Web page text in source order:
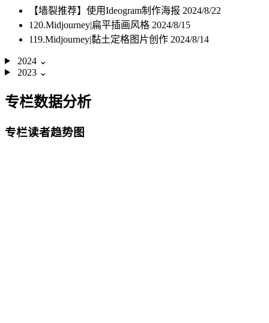
【墙裂推荐】使用Ideogram制作海报 2024/8/22
120.Midjourney|扁平插画风格 2024/8/15
119.Midjourney|黏土定格图片创作 2024/8/14
2024 ⌄
2023 ⌄
专栏数据分析
专栏读者趋势图